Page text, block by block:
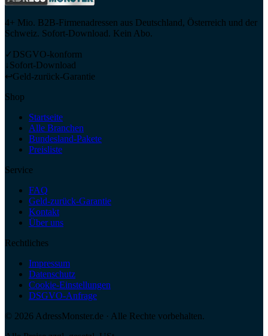
4+ Mio. B2B-Firmenadressen aus Deutschland, Österreich und der
Schweiz. Sofort-Download. Kein Abo.
✓ DSGVO-konform
↓Sofort-Download
↩Geld-zurück-Garantie
Shop
Startseite
Alle Branchen
Bundesland-Pakete
Preisliste
Service
FAQ
Geld-zurück-Garantie
Kontakt
Über uns
Rechtliches
Impressum
Datenschutz
Cookie-Einstellungen
DSGVO-Anfrage
© 2026 AdressMonster.de · Alle Rechte vorbehalten.